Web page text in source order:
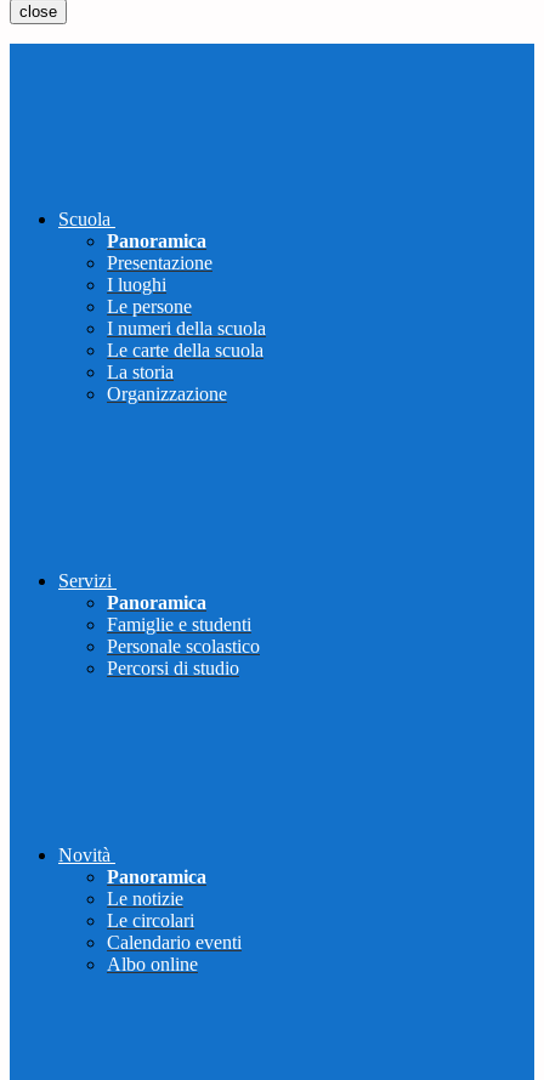
close
Scuola
Panoramica
Presentazione
I luoghi
Le persone
I numeri della scuola
Le carte della scuola
La storia
Organizzazione
Servizi
Panoramica
Famiglie e studenti
Personale scolastico
Percorsi di studio
Novità
Panoramica
Le notizie
Le circolari
Calendario eventi
Albo online